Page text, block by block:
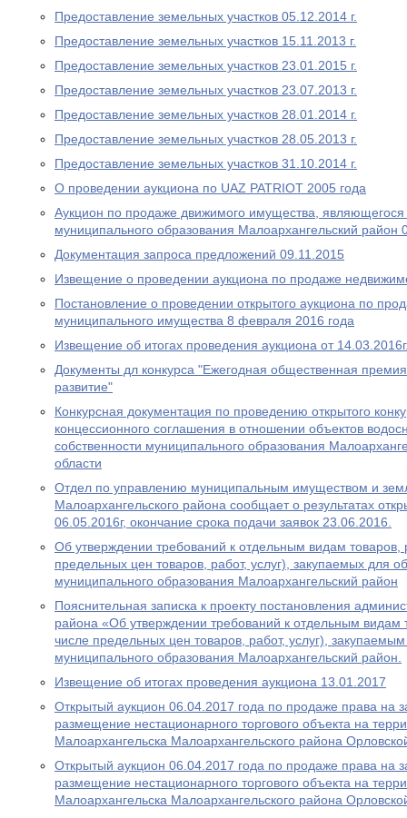
Предоставление земельных участков 05.12.2014 г.
Предоставление земельных участков 15.11.2013 г.
Предоставление земельных участков 23.01.2015 г.
Предоставление земельных участков 23.07.2013 г.
Предоставление земельных участков 28.01.2014 г.
Предоставление земельных участков 28.05.2013 г.
Предоставление земельных участков 31.10.2014 г.
О проведении аукциона по UAZ PATRIOT 2005 года
Аукцион по продаже движимого имущества, являющегося
муниципального образования Малоархангельский район
Документация запроса предложений 09.11.2015
Извещение о проведении аукциона по продаже
Постановление о проведении открытого аукциона по
муниципального имущества 8 февраля 2016 года
Извещение об итогах проведения аукциона от
Документы дл конкурса "Ежегодная общественная
развитие"
Конкурсная документация по проведению открытого
концессионного соглашения в отношении объектов
собственности муниципального образования
области
Отдел по управлению муниципальным имуществом и
Малоархангельского района сообщает о результатах
06.05.2016г, окончание срока подачи заявок 23.06.2016.
Об утверждении требований к отдельным видам товаров,
предельных цен товаров, работ, услуг), закупаемых для
муниципального образования Малоархангельский район
Пояснительная записка к проекту постановления
района «Об утверждении требований к отдельным видам
числе предельных цен товаров, работ, услуг),
муниципального образования Малоархангельский район.
Извещение об итогах проведения аукциона 13.01.2017
Открытый аукцион 06.04.2017 года по продаже права на
размещение нестационарного торгового объекта на
Малоархангельска Малоархангельского района
Открытый аукцион 06.04.2017 года по продаже права на
размещение нестационарного торгового объекта на
Малоархангельска Малоархангельского района